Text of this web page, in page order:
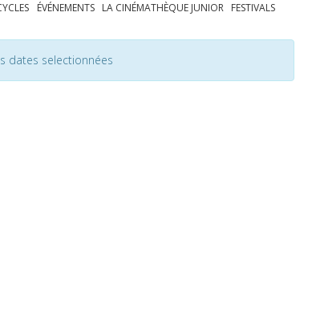
ÉVÉNEMENTS LA CINÉMATHÈQUE JUNIOR FESTIVALS
dates selectionnées